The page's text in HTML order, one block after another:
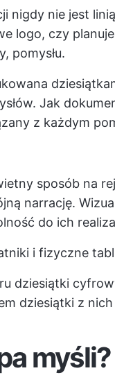
nigdy nie jest
logo, czy
pomysłu.
Jak
z każdym
sposób na
narrację.
do ich
i fizyczne
dziesiątki
dziesiątki z
myśli?